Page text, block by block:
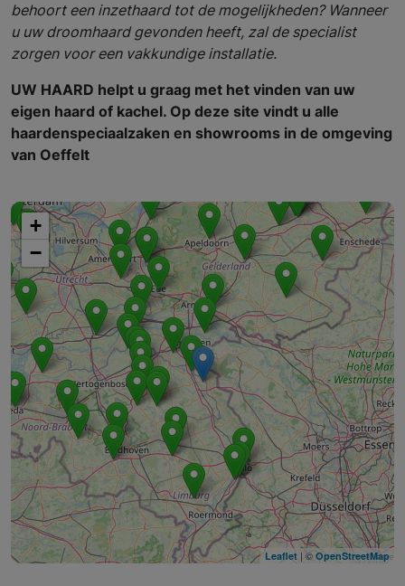
behoort een inzethaard tot de mogelijkheden? Wanneer
u uw droomhaard gevonden heeft, zal de specialist
zorgen voor een vakkundige installatie.
UW HAARD helpt u graag met het vinden van uw
eigen haard of kachel. Op deze site vindt u alle
haardenspeciaalzaken en showrooms in de omgeving
van Oeffelt
+
−
Leaflet | © OpenStreetMap